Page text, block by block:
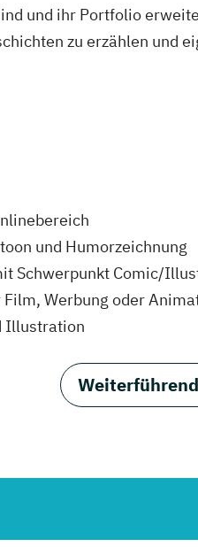
und ihr Portfolio
zu erzählen und
und Humorzeichnung
Schwerpunkt Comic/
Werbung oder
Illustration